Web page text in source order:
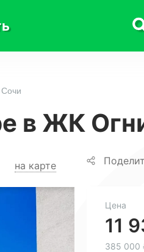
в ЖК
на карте
Цена
11
385 000